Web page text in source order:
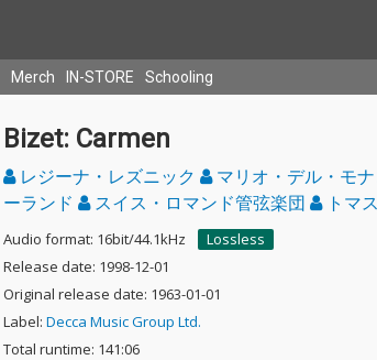
Merch IN-STORE Schooling
Bizet: Carmen
レジーナ・レズニック マリオ・デル・モナ
ーランド
スイス・ロマンド管弦楽団 トマ
Audio format: 16bit/44.1kHz
Lossless
Release date: 1998-12-01
Original release date: 1963-01-01
Label: Decca Music Group Ltd.
Total runtime: 141:06